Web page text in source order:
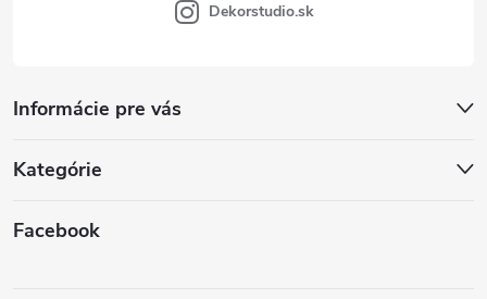
Informácie pre vás
Kategórie
Facebook
Dekorstudio.sk